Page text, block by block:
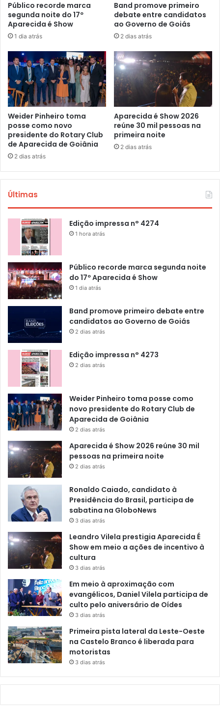
Público recorde marca
segunda noite do 17º
Aparecida é Show
1 dia atrás
Band promove primeiro
debate entre candidatos
ao Governo de Goiás
2 dias atrás
Weider Pinheiro toma
posse como novo
presidente do Rotary Club
de Aparecida de Goiânia
2 dias atrás
Aparecida é Show 2026
reúne 30 mil pessoas na
primeira noite
2 dias atrás
Últimas
Edição impressa n° 4274
1 hora atrás
Público recorde marca segunda noite
do 17º Aparecida é Show
1 dia atrás
Band promove primeiro debate entre
candidatos ao Governo de Goiás
2 dias atrás
Edição impressa n° 4273
2 dias atrás
Weider Pinheiro toma posse como
novo presidente do Rotary Club de
Aparecida de Goiânia
2 dias atrás
Aparecida é Show 2026 reúne 30 mil
pessoas na primeira noite
2 dias atrás
Ronaldo Caiado, candidato à
Presidência do Brasil, participa de
sabatina na GloboNews
3 dias atrás
Leandro Vilela prestigia Aparecida É
Show em meio a ações de incentivo à
cultura
3 dias atrás
Em meio à aproximação com
evangélicos, Daniel Vilela participa de
culto pelo aniversário de Oídes
3 dias atrás
Primeira pista lateral da Leste-Oeste
na Castelo Branco é liberada para
motoristas
3 dias atrás